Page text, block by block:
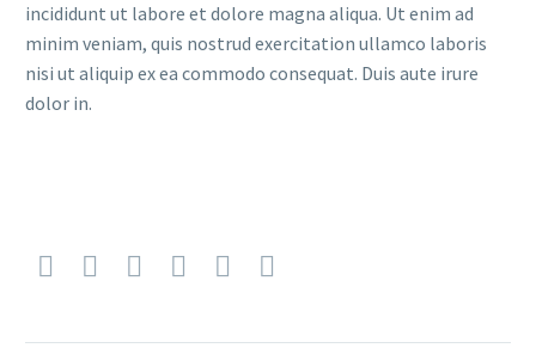
incididunt ut labore et dolore magna aliqua. Ut enim ad
minim veniam, quis nostrud exercitation ullamco laboris
nisi ut aliquip ex ea commodo consequat. Duis aute irure
dolor in.